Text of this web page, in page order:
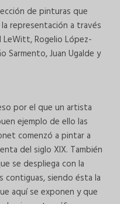
de pinturas que
representación a través
LeWitt, Rogelio López-
Sarmento, Juan Ugalde y
por el que un artista
ejemplo de ello las
comenzó a pintar a
del siglo XIX. También
se despliega con la
contiguas, siendo ésta la
aquí se exponen y que